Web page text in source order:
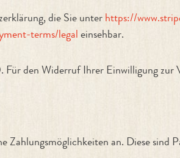
die Sie unterhttps://
terms/legaleinsehbar.
den Widerruf Ihrer Einwilligung
an. Diese sind